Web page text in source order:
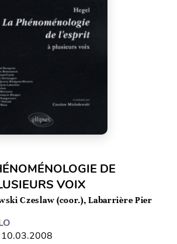
DE
VOIX
Czeslaw (coor.), Labarrière Pier
10.03.2008